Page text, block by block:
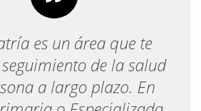
es un área que te
de la salud
a largo plazo. En